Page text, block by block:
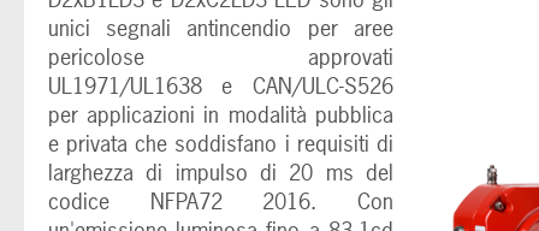
unici segnali antincendio per aree
pericolose approvati
UL1971/UL1638 e CAN/ULC-S526
per applicazioni in modalità pubblica
e privata che soddisfano i requisiti di
larghezza di impulso di 20 ms del
codice NFPA72 2016. Con